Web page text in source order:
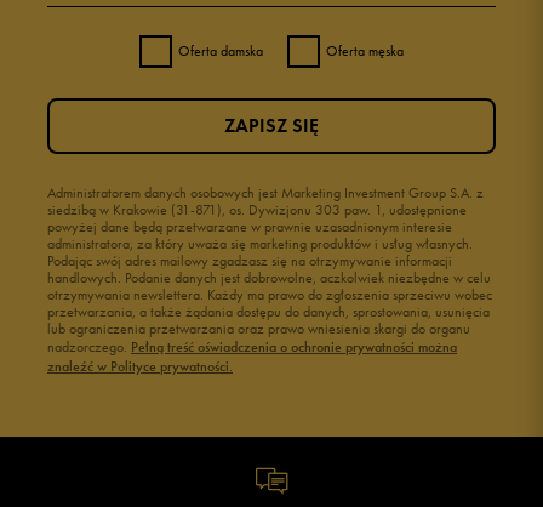
Oferta damska Oferta męska
Administratorem danych osobowych jest Marketing Investment Group S.A. z
siedzibą w Krakowie (31-871), os. Dywizjonu 303 paw. 1, udostępnione
powyżej dane będą przetwarzane w prawnie uzasadnionym interesie
administratora, za który uważa się marketing produktów i usług własnych.
Podając swój adres mailowy zgadzasz się na otrzymywanie informacji
handlowych. Podanie danych jest dobrowolne, aczkolwiek niezbędne w celu
otrzymywania newslettera. Każdy ma prawo do zgłoszenia sprzeciwu wobec
przetwarzania, a także żądania dostępu do danych, sprostowania, usunięcia
lub ograniczenia przetwarzania oraz prawo wniesienia skargi do organu
nadzorczego. Pełną treść oświadczenia o ochronie prywatności można
znaleźć w Polityce prywatności.
ZAPISZ SIĘ